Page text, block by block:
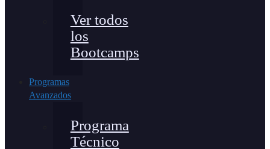
Ver todos
los
Bootcamps
Programas
Avanzados
Programa
Técnico